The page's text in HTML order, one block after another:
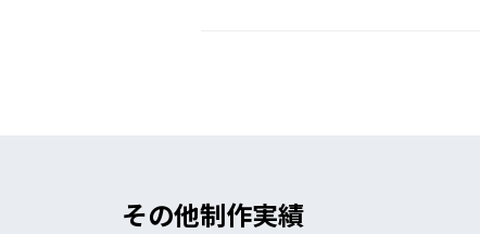
その他制作実績